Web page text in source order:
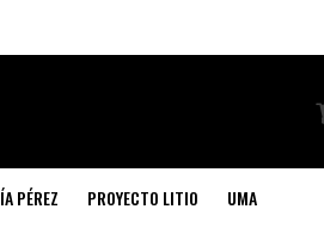
PÉREZ PROYECTO LITIO UMA